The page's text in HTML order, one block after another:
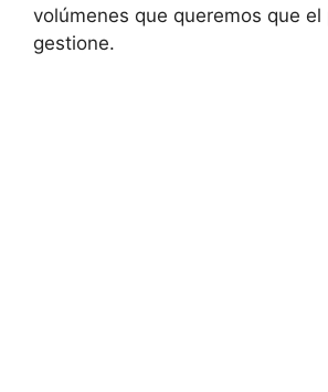
volúmenes que queremos que el
gestione.